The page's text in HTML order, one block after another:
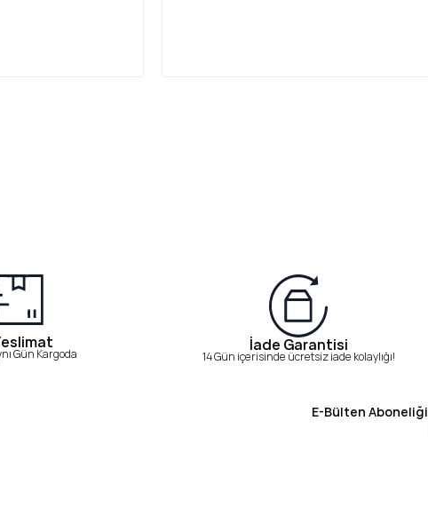
Gün Kargoda İade Garantisi
14 Gün içerisinde ücretsiz iade kolaylığı!
E-Bülten Aboneliği